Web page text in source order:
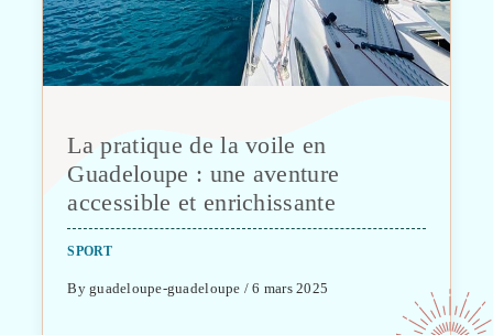
La pratique de la voile en
Guadeloupe : une aventure
accessible et enrichissante
SPORT
By guadeloupe-guadeloupe / 6 mars 2025